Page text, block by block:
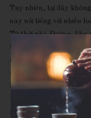
Tuy nhiên, tại đây
này nổi tiếng với nhiều
Từ thời nhà Đường, khu
trà lừng danh. Đây là
nước mưa dồi dào, được
những giống Trà ngon
loại trà khác nhau. Ví
Bổn Sơn, Mao Giải, Đại
những loại trà nổi tiếng.